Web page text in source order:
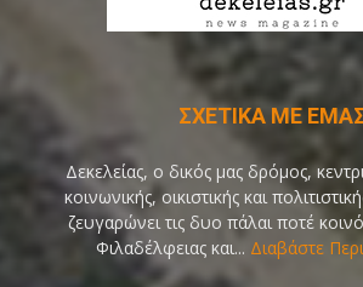
ΣΧΕΤΙΚΑ ΜΕ
Δεκελείας, ο δικός μας δρόμος,
κοινωνικής, οικιστικής και
ζευγαρώνει τις δυο πάλαι ποτέ
Φιλαδέλφειας και... Διαβάστε